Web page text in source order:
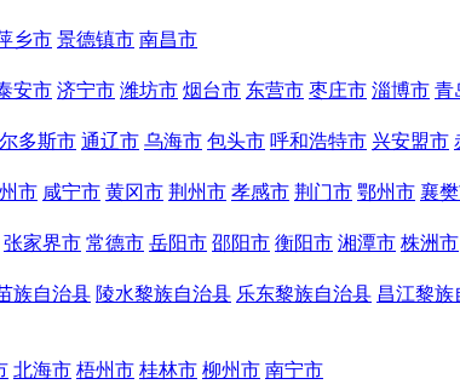
乡市 景德镇市 南昌市
安市 济宁市 潍坊市 烟台市 东营市 枣庄市 淄博市 青
多斯市 通辽市 乌海市 包头市 呼和浩特市 兴安盟市
市 咸宁市 黄冈市 荆州市 孝感市 荆门市 鄂州市 襄
张家界市 常德市 岳阳市 邵阳市 衡阳市 湘潭市 株洲市
族自治县 陵水黎族自治县 乐东黎族自治县 昌江黎族
北海市 梧州市 桂林市 柳州市 南宁市